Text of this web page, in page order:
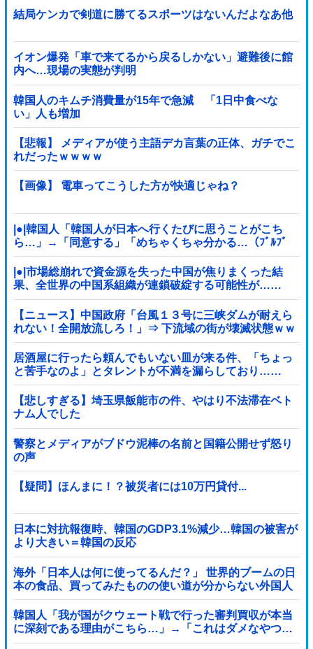
結局ケンカで剣道に勝てるスポーツはないんだよなあ他
イオン爆発「車で来てるから戻るしかない」避難後に館
内へ…現場の実態が判明
韓国人のキムチ消費量が15年で急減 「1日中食べな
い」人も増加
【悲報】 メディアが使う主語デカ言葉の正体、ガチでこ
れだったｗｗｗｗ
【画像】 電車ってこうした方が快適じゃね？
|●|韓国人「韓国人が日本へ行くたびに思うことがこち
ら…」→「同意する」「めちゃくちゃ分かる…（ﾌﾞﾙﾌﾞ
ﾙ」＝韓国の反応
|●|市場総崩れで資金源を失った中国が焦りまくった結
果、全世界の中国系組織が連鎖破綻する可能性が……
【ニュース】中国政府「台風１３号に三峡ダムが耐えら
れない！全開放流しろ！」⇒ 下流域の街が壊滅状態ｗｗ
ｗｗｗ
居酒屋に行ったら頼んでもいない皿が来る件、「ちょっ
と苦手なのよ」とタレントが不満を漏らしており……
【悲しすぎる】埼玉県飯能市の件、やはり不法滞在ベト
ナム人でした
警察とメディアがブドウ泥棒の名前と国籍公開せず怒り
の声
【疑問】ほんまに！？被災者には10万円貸付...
日本に対抗報復時、韓国のGDP3.1%減少…韓国の被害が
より大きい＝韓国の反応
海外「日本人は何に使ってるんだ？」 世界的ブームの日
本の食品、買ってみたものの使い道が分からない外国人
が続出
韓国人「我が国がクウェート戦で行った審判買収が本当
に深刻である理由がこちら…」→「これはダメなやつ…
（ブルブル」＝韓国の反応